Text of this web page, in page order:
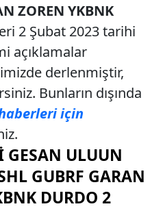
ZOREN YKBNK
2 Şubat 2023 tarihi
açıklamalar
derlenmiştir,
Bunların dışında
için
GESAN ULUUN
GUBRF GARAN
DURDO 2